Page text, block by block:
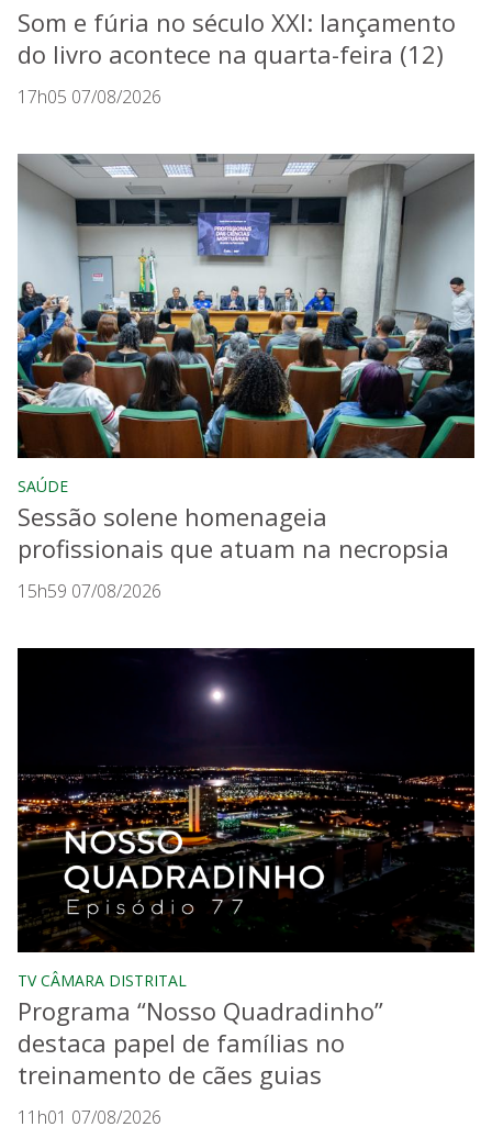
Som e fúria no século XXI: lançamento
do livro acontece na quarta-feira (12)
17h05 07/08/2026
SAÚDE
Sessão solene homenageia
profissionais que atuam na necropsia
15h59 07/08/2026
TV CÂMARA DISTRITAL
Programa “Nosso Quadradinho”
destaca papel de famílias no
treinamento de cães guias
11h01 07/08/2026